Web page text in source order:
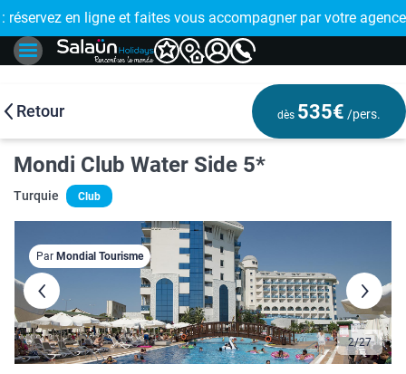
!
: réservez en ligne et faites vous accompagner par votre
🤩
Retour dès 535€ /pers.
Mondi Club Water Side 5*
Turquie Club
2/27
Par Mondial Tourisme